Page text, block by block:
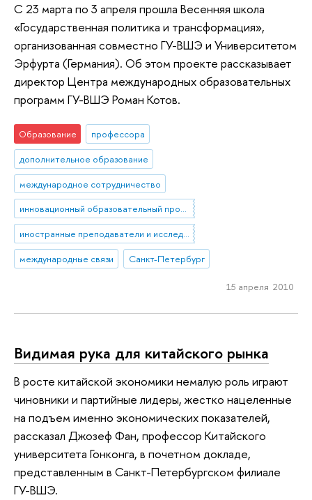
C 23 марта по 3 апреля прошла Весенняя школа
«Государственная политика и трансформация»,
организованная совместно ГУ-ВШЭ и Университетом
Эрфурта (Германия). Об этом проекте рассказывает
директор Центра международных образовательных
программ ГУ-ВШЭ Роман Котов.
Образование
профессора
дополнительное образование
международное сотрудничество
инновационный образовательный проект
иностранные преподаватели и исследователи
международные связи
Санкт-Петербург
15 апреля 2010
Видимая рука для китайского рынка
В росте китайской экономики немалую роль играют
чиновники и партийные лидеры, жестко нацеленные
на подъем именно экономических показателей,
рассказал Джозеф Фан, профессор Китайского
университета Гонконга, в почетном докладе,
представленным в Санкт-Петербургском филиале
ГУ-ВШЭ.